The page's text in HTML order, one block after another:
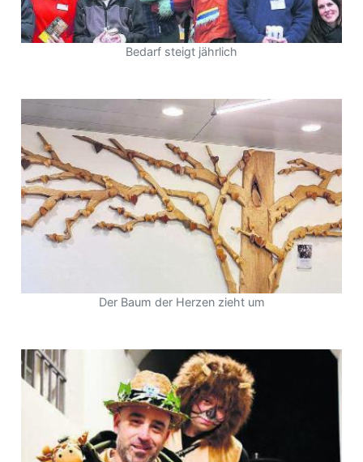
Bedarf steigt jährlich
Der Baum der Herzen zieht um